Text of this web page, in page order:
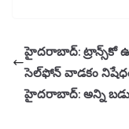
హైదరాబాద్: ట్రాన్స్‌కో
సెల్‌ఫోన్ వాడకం
హైదరాబాద్: అన్ని